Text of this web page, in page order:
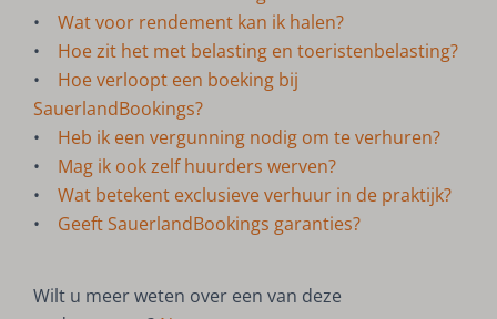
•Wat voor rendement kan ik halen?
• Hoe zit het met belasting en toeristenbelasting?
• Hoe verloopt een boeking bij
SauerlandBookings?
• Heb ik een vergunning nodig om te verhuren?
• Mag ik ook zelf huurders werven?
•Wat betekent exclusieve verhuur in de praktijk?
•
Geeft SauerlandBookings garanties?
Wilt u meer weten over een van deze